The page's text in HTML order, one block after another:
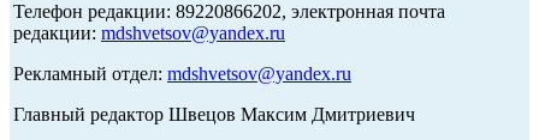
Телефон редакции: 89220866202, электронная почта
редакции: mdshvetsov@yandex.ru
Рекламный отдел: mdshvetsov@yandex.ru
Главный редактор Швецов Максим Дмитриевич